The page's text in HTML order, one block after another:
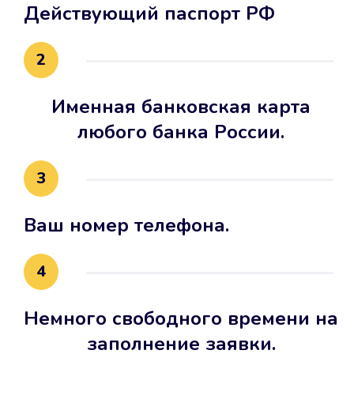
Действующий паспорт РФ
2
Именная банковская карта
любого банка России.
3
Ваш номер телефона.
4
Немного свободного времени на
заполнение заявки.